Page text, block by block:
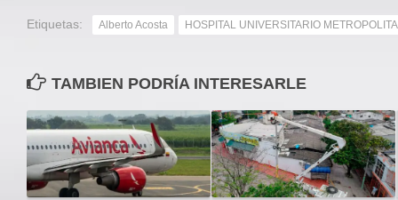
Etiquetas: Alberto Acosta HOSPITAL UNIVERSITARIO
TAMBIEN PODRÍA INTERESARLE